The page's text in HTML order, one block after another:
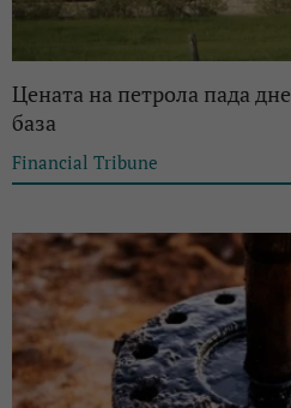
Цената на петрола пада
база
Financial Tribune